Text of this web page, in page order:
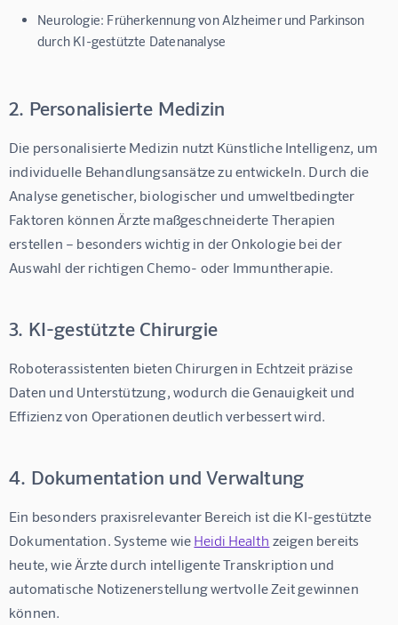
Neurologie: Früherkennung von Alzheimer und Parkinson
durch KI-gestützte Datenanalyse
2. Personalisierte Medizin
Die personalisierte Medizin nutzt Künstliche Intelligenz , um
individuelle Behandlungsansätze zu entwickeln. Durch die
Analyse genetischer, biologischer und umweltbedingter
Faktoren können Ärzte maßgeschneiderte Therapien
erstellen – besonders wichtig in der Onkologie bei der
Auswahl der richtigen Chemo- oder Immuntherapie.
3. KI-gestützte Chirurgie
Roboterassistenten bieten Chirurgen in Echtzeit präzise
Daten und Unterstützung, wodurch die Genauigkeit und
Effizienz von Operationen deutlich verbessert wird.
4. Dokumentation und Verwaltung
Ein besonders praxisrelevanter Bereich ist die KI-gestützte
Dokumentation . Systeme wie Heidi Health zeigen bereits
heute, wie Ärzte durch intelligente Transkription und
automatische Notizenerstellung wertvolle Zeit gewinnen
können.